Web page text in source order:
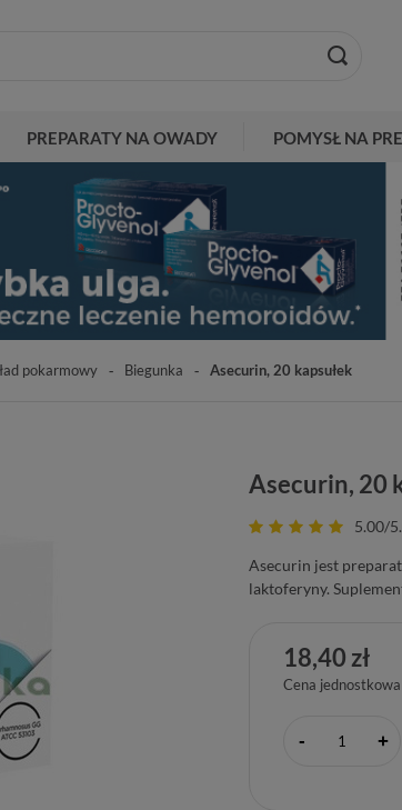
PREPARATY NA OWADY POMYSŁ NA
pokarmowy Biegunka Asecurin, 20 kapsułek
Asecurin, 20
5.00/
Asecurin jest
laktoferyny.
18,40 zł
Cena jednostkowa
- +